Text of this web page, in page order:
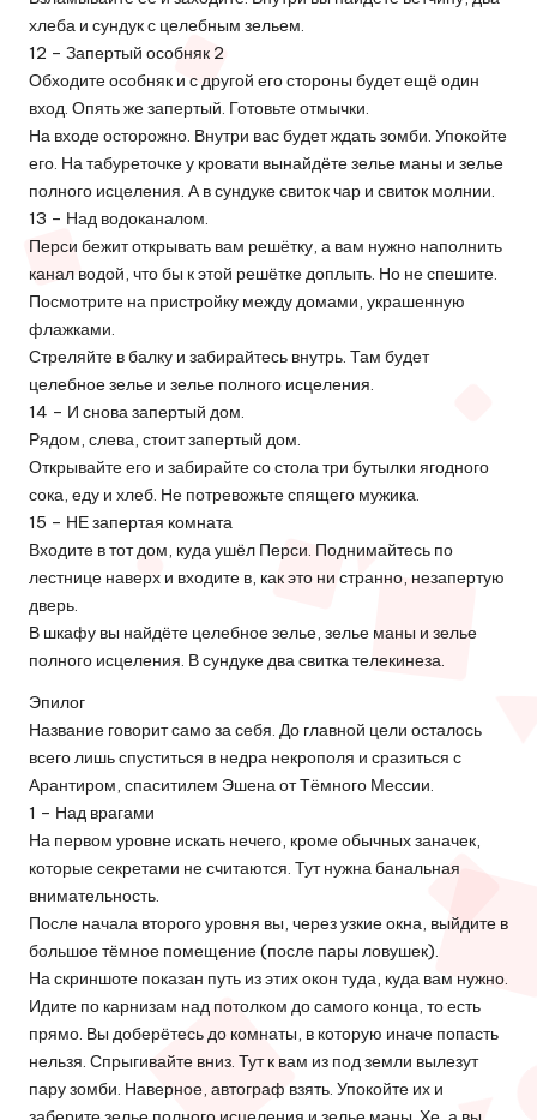
хлеба и сундук с целебным зельем.
12 – Запертый особняк 2
Обходите особняк и с другой его стороны будет ещё один
вход. Опять же запертый. Готовьте отмычки.
На входе осторожно. Внутри вас будет ждать зомби. Упокойте
его. На табуреточке у кровати вынайдёте зелье маны и зелье
полного исцеления. А в сундуке свиток чар и свиток молнии.
13 – Над водоканалом.
Перси бежит открывать вам решётку, а вам нужно наполнить
канал водой, что бы к этой решётке доплыть. Но не спешите.
Посмотрите на пристройку между домами, украшенную
флажками.
Стреляйте в балку и забирайтесь внутрь. Там будет
целебное зелье и зелье полного исцеления.
14 – И снова запертый дом.
Рядом, слева, стоит запертый дом.
Открывайте его и забирайте со стола три бутылки ягодного
сока, еду и хлеб. Не потревожьте спящего мужика.
15 – НЕ запертая комната
Входите в тот дом, куда ушёл Перси. Поднимайтесь по
лестнице наверх и входите в, как это ни странно, незапертую
дверь.
В шкафу вы найдёте целебное зелье, зелье маны и зелье
полного исцеления. В сундуке два свитка телекинеза.
Эпилог
Название говорит само за себя. До главной цели осталось
всего лишь спуститься в недра некрополя и сразиться с
Арантиром, спаситилем Эшена от Тёмного Мессии.
1 – Над врагами
На первом уровне искать нечего, кроме обычных заначек,
которые секретами не считаются. Тут нужна банальная
внимательность.
После начала второго уровня вы, через узкие окна, выйдите в
большое тёмное помещение (после пары ловушек).
На скриншоте показан путь из этих окон туда, куда вам нужно.
Идите по карнизам над потолком до самого конца, то есть
прямо. Вы доберётесь до комнаты, в которую иначе попасть
нельзя. Спрыгивайте вниз. Тут к вам из под земли вылезут
пару зомби. Наверное, автограф взять. Упокойте их и